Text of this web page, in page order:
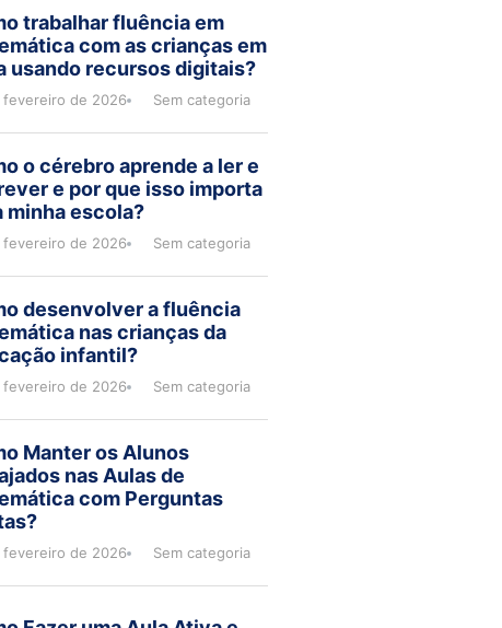
trabalhar fluência em
com as crianças em
usando recursos digitais?
fevereiro de 2026 Sem categoria
o cérebro aprende a ler e
e por que isso importa
minha escola?
fevereiro de 2026 Sem categoria
desenvolver a fluência
nas crianças da
infantil?
fevereiro de 2026 Sem categoria
Manter os Alunos
nas Aulas de
com Perguntas
fevereiro de 2026 Sem categoria